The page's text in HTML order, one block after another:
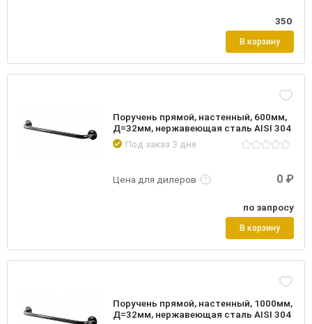
350
В корзину
Поручень прямой, настенный, 600мм,
Д=32мм, нержавеющая сталь AISI 304
Под заказ 3 дня
Цена для дилеров
Подробнее Войти
0 ₽
по запросу
В корзину
Поручень прямой, настенный, 1000мм,
Д=32мм, нержавеющая сталь AISI 304